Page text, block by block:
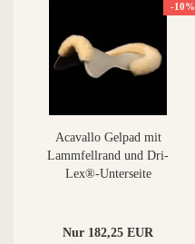
-10%
Acavallo Gelpad mit
Lammfellrand und Dri-
Lex®-Unterseite
Nur 182,25 EUR